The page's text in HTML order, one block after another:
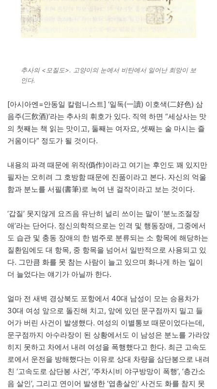
추사의 <모질도>. 고양이의 눈에서 비탄에서 일어난 희망이 보
인다.
[아시아엔=안동일 칼럼니스트] ‘일독(一讀) 이호색(二好色) 삼
음주(三飮酒)’라는 추사의 휘호가 있다. 직역 하면 “세상사는 맛
의 첫째는 책 읽는 맛이고, 둘째는 여자요, 셋째는 술 마시는 즐
거움이다” 정도가 될 것이다.
내용의 파격 때문에 위작(僞作)이라고 여기는 후인도 꽤 있지만
필자는 오히려 그 호방함 때문에 진품이라고 본다. 자신의 억울
함과 분노를 서필(書筆)로 녹여 낸 걸작이라고 보는 것이다.
‘갑질’ 못지않게 요즈음 유난히 널리 쓰이는 말이 ‘분노조절장
애’라는 단어다. 정신의학적으로는 인격 및 행동장애, 그중에서
도 습관 및 충동 장애의 한 범주로 분류되는 소 항목에 해당하는
질환임에도 대 항목, 중 항목을 넘어서 일반적으로 사용되고 있
다. 그만큼 화를 못 참는 사람이 늘고 있으며 화나게 하는 일이
더 늘었다는 얘기가 아닐까 한다.
얼마 전 새벽 경상북도 포항에서 40대 남성이 모는 승용차가
30대 여성 앞으로 돌진해 치고, 앞에 있던 문구점까지 밀고 들
어가 버린 사건이 발생했다. 여성의 이별통보 때문이었다는데,
문구점까지 아수라장이 된 상황에서도 이 남성은 분노를 가라앉
히지 못하고 차에서 내려 여성을 폭행했다고 한다. 최근 고속도
로에서 운전을 방해했다는 이유로 상대 차량을 삼단봉으로 내려
친 ‘고속도로 삼단봉 사건’, ‘주차시비 야구방망이 폭행’, ‘층간소
음 살인’, 그리고 연이어 발생한 ‘엽총살인’ 사건도 화를 참지 못